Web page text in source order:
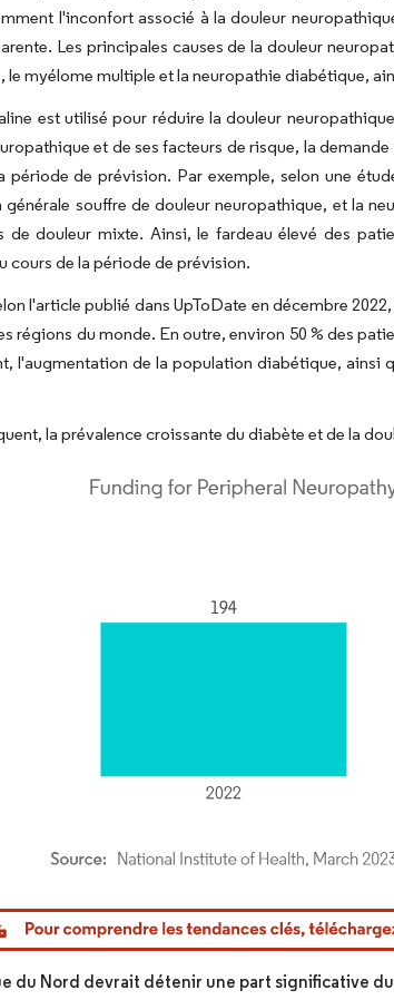
l'inconfort associé à la douleur
Les principales causes de la douleur
le myélome multiple et la neuropathie diabétique,
est utilisé pour réduire la douleur
et de ses facteurs de risque, la
période de prévision. Par exemple, selon une
souffre de douleur neuropathique, et la
de douleur mixte. Ainsi, le fardeau élevé des
cours de la période de prévision.
l'article publié dans UpToDate en décembre
régions du monde. En outre, environ 50 % des
l'augmentation de la population diabétique, ainsi
la prévalence croissante du diabète et de la
Intelligence. La réutilisation nécessite une attribution sous CC BY
du Nord devrait détenir une part significative